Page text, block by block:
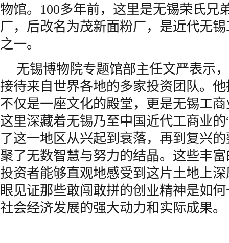
物馆。100多年前，这里是无锡荣氏兄
厂，后改名为茂新面粉厂，是近代无
之一。
无锡博物院专题馆部主任文严表示
接待来自世界各地的多家投资团队。
不仅是一座文化的殿堂，更是无锡工
这里深藏着无锡乃至中国近代工商业的
了这一地区从兴起到衰落，再到复兴
聚了无数智慧与努力的结晶。这些丰
投资者能够直观地感受到这片土地上
眼见证那些敢闯敢拼的创业精神是如
社会经济发展的强大动力和实际成果。